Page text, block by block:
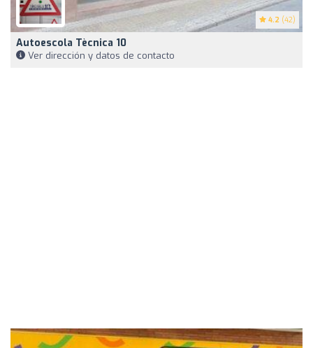
4.2 (42)
Autoescola Tècnica 10
Ver dirección y datos de contacto